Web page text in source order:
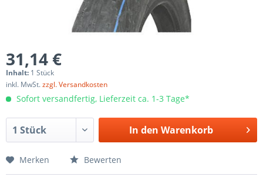
31,14 €
Inhalt: 1 Stück
inkl. MwSt.zzgl. Versandkosten
Sofort versandfertig, Lieferzeit ca. 1-3 Tage*
In den Warenkorb
Merken Bewerten